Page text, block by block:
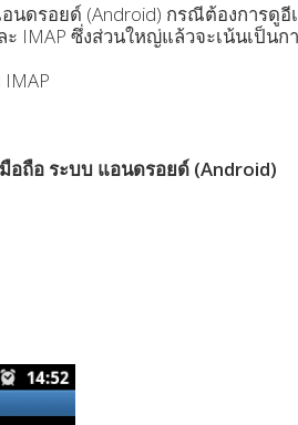
นดรอยด์ (Android) กรณีต้องการ
IMAP ซึ่งส่วนใหญ่แล้วจะเน้นเป็น
อถือ ระบบ แอนดรอยด์ (Android)